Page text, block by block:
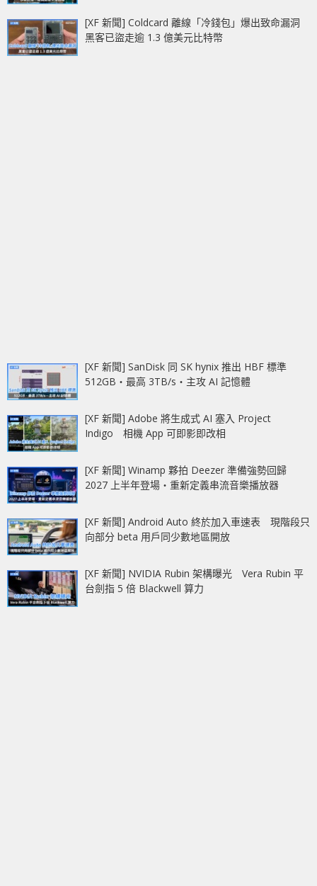
[XF 新聞] Coldcard 離線「冷錢包」爆出致命漏洞
黑客已盜走逾 1.3 億美元比特幣
[XF 新聞] SanDisk 同 SK hynix 推出 HBF 標準
512GB‧最高 3TB/s‧主攻 AI 記憶體
[XF 新聞] Adobe 將生成式 AI 塞入 Project
Indigo 相機 App 可即影即改相
[XF 新聞] Winamp 夥拍 Deezer 準備強勢回歸
2027 上半年登場‧重新定義串流音樂播放器
[XF 新聞] Android Auto 終於加入車速表 現階段只
向部分 beta 用戶同少數地區開放
[XF 新聞] NVIDIA Rubin 架構曝光 Vera Rubin 平
台劍指 5 倍 Blackwell 算力